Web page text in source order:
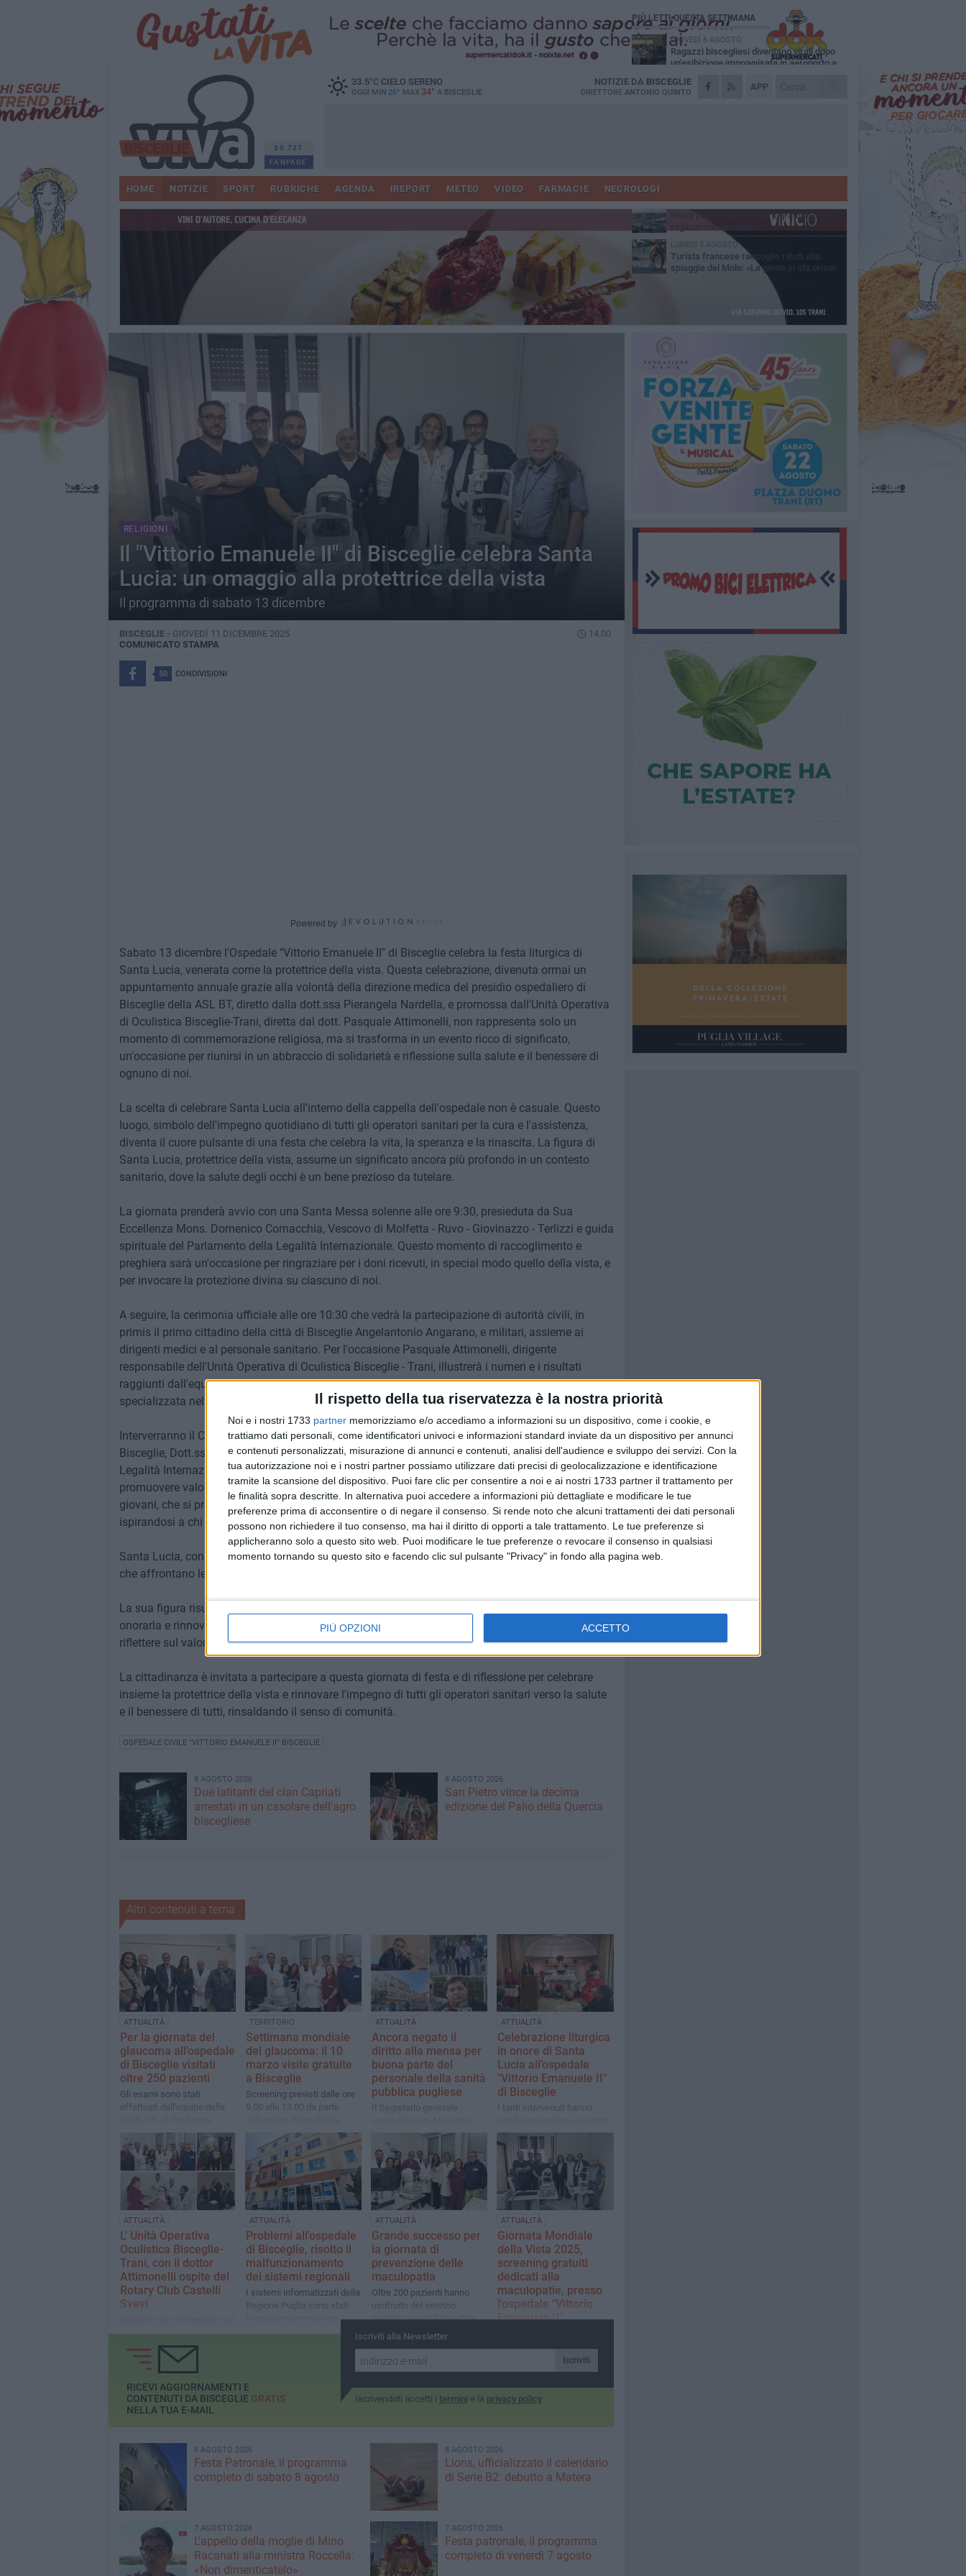
Il rispetto della tua riservatezza è la nostra priorità
Noi e i nostri 1733 partner memorizziamo e/o accediamo a informazioni su un dispositivo, come i cookie, e
trattiamo dati personali, come identificatori univoci e informazioni standard inviate da un dispositivo per annunci
e contenuti personalizzati, misurazione di annunci e contenuti, analisi dell'audience e sviluppo dei servizi. Con la
tua autorizzazione noi e i nostri partner possiamo utilizzare dati precisi di geolocalizzazione e identificazione
tramite la scansione del dispositivo. Puoi fare clic per consentire a noi e ai nostri 1733 partner il trattamento per
le finalità sopra descritte. In alternativa puoi accedere a informazioni più dettagliate e modificare le tue
preferenze prima di acconsentire o di negare il consenso. Si rende noto che alcuni trattamenti dei dati personali
possono non richiedere il tuo consenso, ma hai il diritto di opporti a tale trattamento. Le tue preferenze si
applicheranno solo a questo sito web. Puoi modificare le tue preferenze o revocare il consenso in qualsiasi
momento tornando su questo sito e facendo clic sul pulsante "Privacy" in fondo alla pagina web.
PIÙ OPZIONI ACCETTO
30.727
FANPAGE
33.5°CCIELO SERENO
OGGI MIN 26° MAX 34° A BISCEGLIE
APP
NOTIZIE DA BISCEGLIE
DIRETTORE ANTONIO QUINTO
HOME NOTIZIE SPORT RUBRICHE AGENDA IREPORT METEO VIDEO FARMACIE NECROLOGI
RELIGIONI
Il "Vittorio Emanuele II" di Bisceglie celebra Santa
Lucia: un omaggio alla protettrice della vista
Il programma di sabato 13 dicembre
BISCEGLIE - GIOVEDÌ 11 DICEMBRE 2025
14.00
COMUNICATO STAMPA
50 CONDIVISIONI
Powered by
Sabato 13 dicembre l'Ospedale "Vittorio Emanuele II" di Bisceglie celebra la festa liturgica di
Santa Lucia, venerata come la protettrice della vista. Questa celebrazione, divenuta ormai un
appuntamento annuale grazie alla volontà della direzione medica del presidio ospedaliero di
Bisceglie della ASL BT, diretto dalla dott.ssa Pierangela Nardella, e promossa dall'Unità Operativa
di Oculistica Bisceglie-Trani, diretta dal dott. Pasquale Attimonelli, non rappresenta solo un
momento di commemorazione religiosa, ma si trasforma in un evento ricco di significato,
un'occasione per riunirsi in un abbraccio di solidarietà e riflessione sulla salute e il benessere di
ognuno di noi.
La scelta di celebrare Santa Lucia all'interno della cappella dell'ospedale non è casuale. Questo
luogo, simbolo dell'impegno quotidiano di tutti gli operatori sanitari per la cura e l'assistenza,
diventa il cuore pulsante di una festa che celebra la vita, la speranza e la rinascita. La figura di
Santa Lucia, protettrice della vista, assume un significato ancora più profondo in un contesto
sanitario, dove la salute degli occhi è un bene prezioso da tutelare.
La giornata prenderà avvio con una Santa Messa solenne alle ore 9:30, presieduta da Sua
Eccellenza Mons. Domenico Cornacchia, Vescovo di Molfetta - Ruvo - Giovinazzo - Terlizzi e guida
spirituale del Parlamento della Legalità Internazionale. Questo momento di raccoglimento e
preghiera sarà un'occasione per ringraziare per i doni ricevuti, in special modo quello della vista, e
per invocare la protezione divina su ciascuno di noi.
A seguire, la cerimonia ufficiale alle ore 10:30 che vedrà la partecipazione di autorità civili, in
primis il primo cittadino della città di Bisceglie Angelantonio Angarano, e militari, assieme ai
dirigenti medici e al personale sanitario. Per l'occasione Pasquale Attimonelli, dirigente
responsabile dell'Unità Operativa di Oculistica Bisceglie - Trani, illustrerà i numeri e i risultati
raggiunti dall'equipe da lui diretta, sottolineando l'eccellenza della struttura ospedaliera
specializzata nella cura delle malattie dell'occhio.
Interverranno il Commissario Straordinario ASL BT Tiziana Dimatteo, la Direttrice Sanitaria P.O. di
Bisceglie, Dott.ssa Pierangela Nardella e Nicolò Mannino, Presidente del Parlamento della
Legalità Internazionale, movimento culturale nato per diffondere una coscienza antimafiosa e
promuovere valori di giustizia e verità, con particolare attenzione al mondo della scuola e ai
giovani, che si propone di costruire una cultura della legalità nel rispetto dei principi costituzionali,
ispirandosi a chi ha lottato contro mafie e criminalità organizzata.
Santa Lucia, con la sua storia e il suo martirio, rappresenta un faro di speranza per tutti coloro
che affrontano le difficoltà della vita, in particolare per coloro che lottano contro problemi di vista.
La sua figura risuona profondamente nel cuore della comunità, che ogni anno si riunisce per
onorarla e rinnovare la propria devozione e vive questa celebrazione come un'opportunità per
riflettere sul valore della salute.
La cittadinanza è invitata a partecipare a questa giornata di festa e di riflessione per celebrare
insieme la protettrice della vista e rinnovare l'impegno di tutti gli operatori sanitari verso la salute
e il benessere di tutti, rinsaldando il senso di comunità.
OSPEDALE CIVILE "VITTORIO EMANUELE II" BISCEGLIE
8 AGOSTO 2026
Due latitanti del clan Capriati
arrestati in un casolare dell'agro
biscegliese
8 AGOSTO 2026
San Pietro vince la decima
edizione del Palio della Quercia
Altri contenuti a tema
ATTUALITÀ
Per la giornata del
glaucoma all'ospedale
di Bisceglie visitati
oltre 250 pazienti
Gli esami sono stati
effettuati dall'equipe della
diretta dal dottor Pasquale
Attimonelli
TERRITORIO
Settimana mondiale
del glaucoma: il 10
marzo visite gratuite
a Bisceglie
Screening previsti dalle ore
9.00 alle 13.00 da parte
diretta dal dottor Pasquale
Attimonelli
ATTUALITÀ
Ancora negato il
diritto alla mensa per
buona parte del
personale della sanità
pubblica pugliese
Il Segretario generale
Mincuzzi sollecita i vertici
regionali
ATTUALITÀ
Celebrazione liturgica
in onore di Santa
Lucia all’ospedale
"Vittorio Emanuele II"
di Bisceglie
I tanti intervenuti hanno
raggiunti dall'UOSVD di
Oculistica Bisceglie-Trani
ATTUALITÀ
L' Unità Operativa
Oculistica Bisceglie-
Trani, con il dottor
Attimonelli ospite del
Rotary Club Castelli
Svevi
tema cruciale della salute
oculare: Maculopatia e
Cataratta
ATTUALITÀ
Problemi all'ospedale
di Bisceglie, risolto il
malfunzionamento
dei sistemi regionali
I sistemi informatizzati della
Regione Puglia sono stati
raggiungibili
ATTUALITÀ
Grande successo per
la giornata di
prevenzione delle
maculopatia
Oltre 200 pazienti hanno
usufruito del servizio
gratuito presso l'ospedale
"Vittorio Emanuele II" di
ATTUALITÀ
Giornata Mondiale
della Vista 2025,
screening gratuiti
dedicati alla
maculopatie, presso
l'ospedale "Vittorio
Emanuele II"
ottobre, dalle ore 9 alle ore
Iscriviti alla Newsletter
Iscriviti
Iscrivendoti accetti i termini e la privacy policy
RICEVI AGGIORNAMENTI E
CONTENUTI DA BISCEGLIE GRATIS
NELLA TUA E-MAIL
8 AGOSTO 2026
Festa Patronale, il programma
completo di sabato 8 agosto
8 AGOSTO 2026
Lions, ufficializzato il calendario
di Serie B2: debutto a Matera
7 AGOSTO 2026
L'appello della moglie di Mino
Racanati alla ministra Roccella:
«Non dimenticatelo»
7 AGOSTO 2026
Festa patronale, il programma
completo di venerdì 7 agosto
PIÙ LETTI QUESTA SETTIMANA
GIOVEDÌ 6 AGOSTO
Ragazzi biscegliesi diventano virali dopo
un'esibizione improvvisata in aeroporto a
MARTEDÌ 4 AGOSTO
Emergenza caldo, il Comune di Bisceglie
Due auto incendiate nella notte in via Dieta
MERCOLEDÌ 5 AGOSTO
Festa patronale, luna park gratuito per i
LUNEDÌ 3 AGOSTO
Turista francese raccoglie rifiuti alla
spiaggia del Molo: «La gente si sta ormai
abituando»